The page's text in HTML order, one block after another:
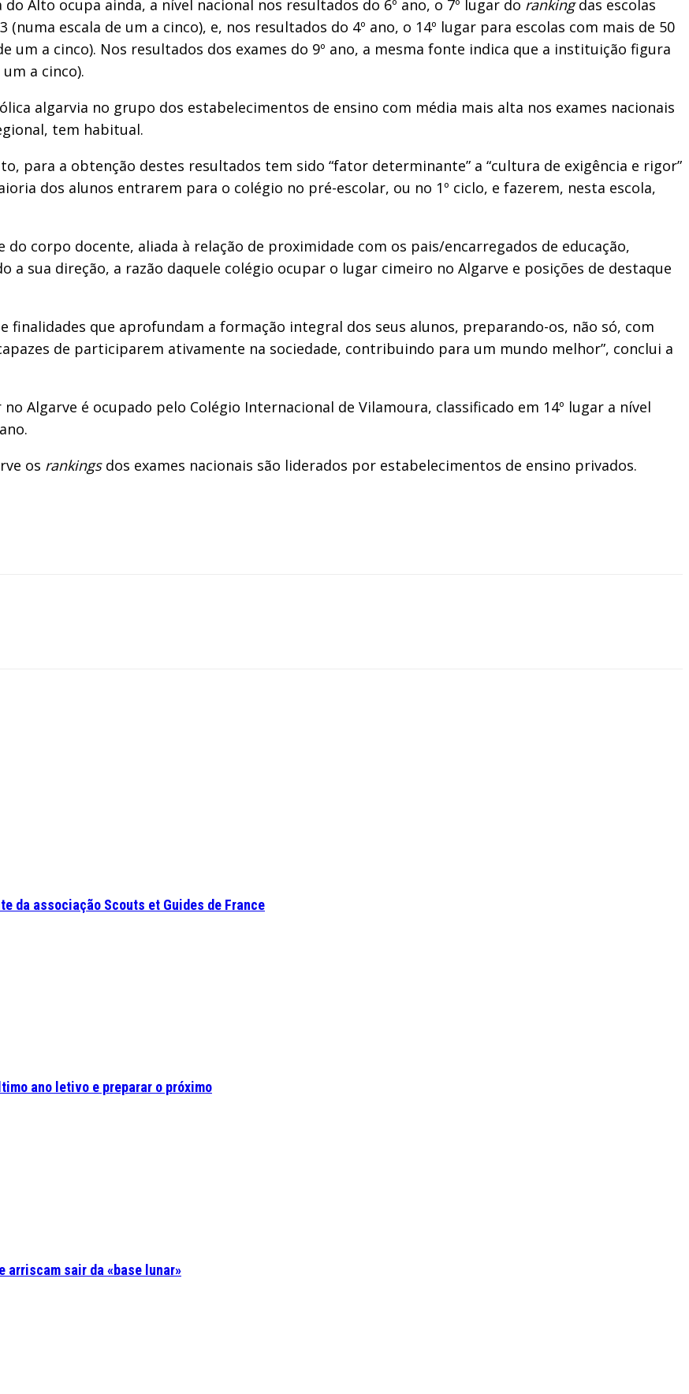
do Alto ocupa ainda, a nível nacional nos resultados do 6º ano, o 7º lugar do rankingdas escolas
escala de um a cinco), e, nos resultados do 4º ano, o 14º lugar para escolas com mais de 50
um a cinco). Nos resultados dos exames do 9º ano, a mesma fonte indica que a instituição figura
a cinco).
algarvia no grupo dos estabelecimentos de ensino com média mais alta nos exames nacionais
tem habitual.
para a obtenção destes resultados tem sido “fator determinante” a “cultura de exigência e rigor”
dos alunos entrarem para o colégio no pré-escolar, ou no 1º ciclo, e fazerem, nesta escola,
corpo docente, aliada à relação de proximidade com os pais/encarregados de educação,
a sua direção, a razão daquele colégio ocupar o lugar cimeiro no Algarve e posições de destaque
finalidades que aprofundam a formação integral dos seus alunos, preparando-os, não só, com
de participarem ativamente na sociedade, contribuindo para um mundo melhor”, conclui a
Algarve é ocupado pelo Colégio Internacional de Vilamoura, classificado em 14º lugar a nível
os rankingsdos exames nacionais são liderados por estabelecimentos de ensino privados.
da associação Scouts et Guides de France
ano letivo e preparar o próximo
arriscam sair da «base lunar»